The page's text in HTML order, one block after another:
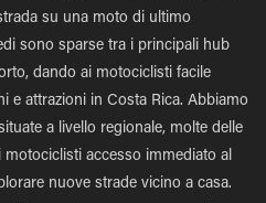
su una moto di ultimo
sono sparse tra i principali hub
dando ai motociclisti facile
e attrazioni in Costa Rica. Abbiamo
a livello regionale, molte delle
accesso immediato al
nuove strade vicino a casa.